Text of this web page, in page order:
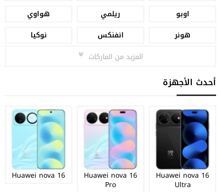
اوبو
ريلمي
هواوي
هونر
انفنكس
نوكيا
المزيد من الماركات
أحدث الأجهزة
Huawei nova 16
Ultra
Huawei nova 16
Pro
Huawei nova 16